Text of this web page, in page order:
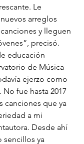
Le
arreglos
y lleguen
precisó.
educación
de Música
ejerzo como
fue hasta 2017
canciones que ya
a mi
Desde ahí
sencillos ya